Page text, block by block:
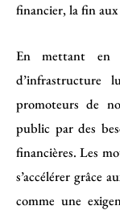
financier, la fin aux
En mettant en
d’infrastructure
promoteurs de
public par des
financières. Les
s’accélérer grâce
comme une